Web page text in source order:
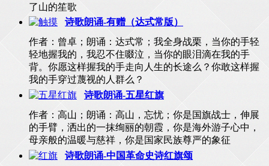
了山的笙歌
诗歌朗诵-有赠（达式常版）
作者：曾卓；朗诵：达式常；我全身战栗，当你的手轻
轻地握我的，我忍不住啜泣，当你的眼泪滴在我的手
背。你愿这样握我的手走向人生的长途么？你敢这样握
我的手穿过蔑视的人群么？
诗歌朗诵-五星红旗
作者：高山；朗诵：高山，忘忧；你是国旗战士，伸展
的手臂，洒出的一抹绚丽的朝霞，你是海外游子心中，
母亲般的温暖与慈祥，你是国家民族尊严的象征
诗歌朗诵-中国革命史诗红旗颂